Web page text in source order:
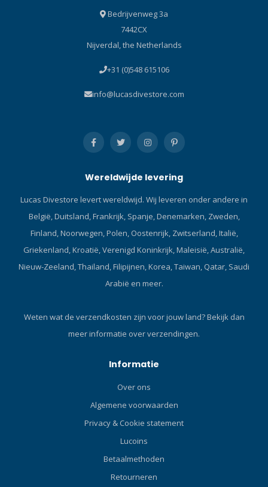
overal mee te nemen!
Bedrijvenweg 3a
7442CX
Nijverdal, the Netherlands
+31 (0)548 615106
info@lucasdivestore.com
Wereldwijde levering
Lucas Divestore levert wereldwijd. Wij leveren onder andere in
België, Duitsland, Frankrijk, Spanje, Denemarken, Zweden,
Finland, Noorwegen, Polen, Oostenrijk, Zwitserland, Italië,
Griekenland, Kroatië, Verenigd Koninkrijk, Maleisië, Australië,
Nieuw-Zeeland, Thailand, Filipijnen, Korea, Taiwan, Qatar, Saudi
Arabië en meer.
Weten wat de verzendkosten zijn voor jouw land?Bekijk dan
meer informatie over verzendingen.
Informatie
Over ons
Algemene voorwaarden
Privacy & Cookie statement
Lucoins
Betaalmethoden
Retourneren